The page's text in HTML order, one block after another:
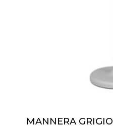
MANNERA GRIGIO